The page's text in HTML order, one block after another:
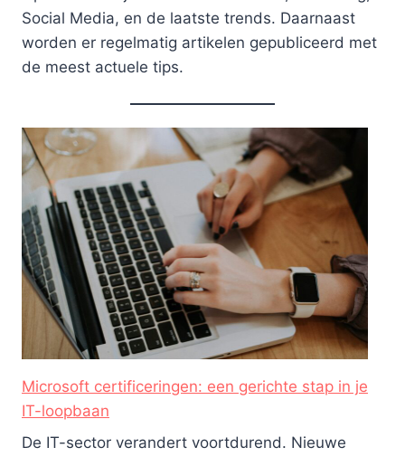
Social Media, en de laatste trends. Daarnaast
worden er regelmatig artikelen gepubliceerd met
de meest actuele tips.
Microsoft certificeringen: een gerichte stap in je
IT-loopbaan
De IT-sector verandert voortdurend. Nieuwe